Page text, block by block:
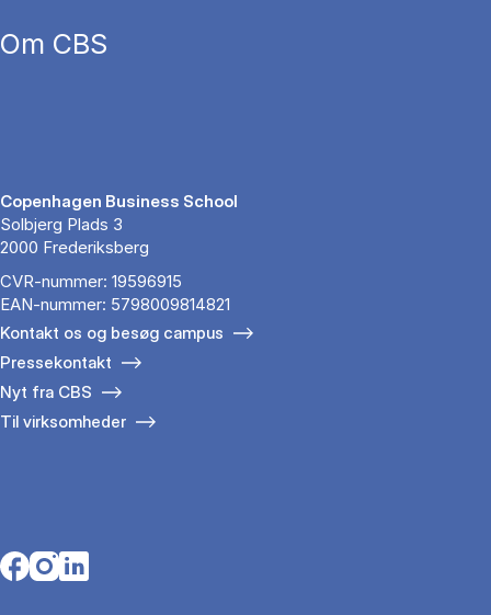
Om CBS
Copenhagen Business School
Solbjerg Plads 3
2000 Frederiksberg
CVR-nummer: 19596915
EAN-nummer: 5798009814821
Kontakt os og besøg campus
Pressekontakt
Nyt fra CBS
Til virksomheder
Opens in a new tab
Opens in a new tab
Opens in a new tab